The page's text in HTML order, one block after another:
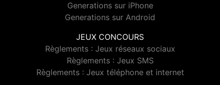
Generations sur iPhone
Generations sur Android
JEUX CONCOURS
Règlements : Jeux réseaux sociaux
Règlements : Jeux SMS
Règlements : Jeux téléphone et internet